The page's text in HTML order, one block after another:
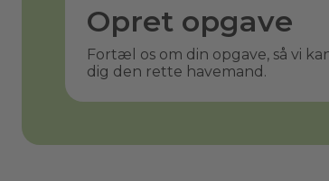
Opret opgave
Fortæl os om din opgave, så vi
dig den rette havemand.